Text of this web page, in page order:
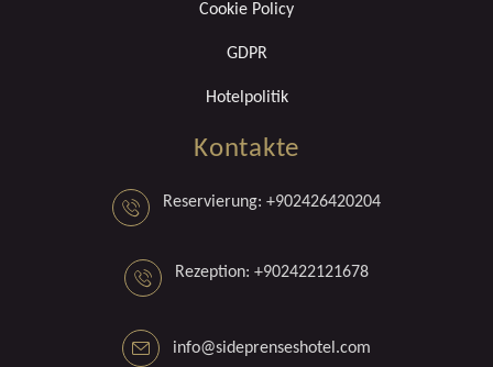
Cookie Policy
GDPR
Hotelpolitik
Kontakte
Reservierung: +902426420204
Rezeption: +902422121678
info@sideprenseshotel.com